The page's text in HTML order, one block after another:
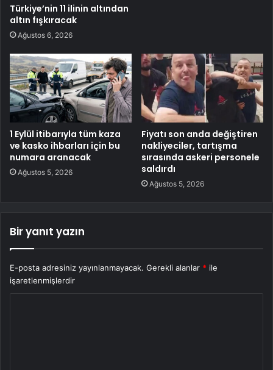
Türkiye’nin 11 ilinin altından
altın fışkıracak
Ağustos 6, 2026
1 Eylül itibarıyla tüm kaza
ve kasko ihbarları için bu
numara aranacak
Ağustos 5, 2026
Fiyatı son anda değiştiren
nakliyeciler, tartışma
sırasında askeri personele
saldırdı
Ağustos 5, 2026
Bir yanıt yazın
E-posta adresiniz yayınlanmayacak. Gerekli alanlar * ile
işaretlenmişlerdir